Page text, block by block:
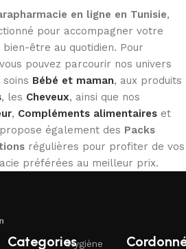
en ligne en Tunisie,
pour accompagner votre
être au quotidien. Pour
pouvez parcourir nos univers
soins Bébé et maman, aux produits
, les Cheveux, ainsi que nos
, Compléments alimentaires et
également des Packs
régulières pour profiter de vos
préférées au meilleur prix.
CategoriesHygiène